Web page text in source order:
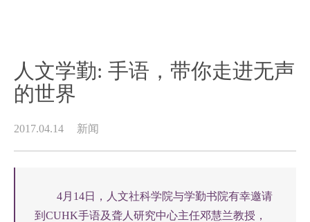
人文学勤: 手语，带你走进无声
的世界
2017.04.14 新闻
4月14日，人文社科学院与学勤书院有幸邀请
到CUHK手语及聋人研究中心主任邓慧兰教授，